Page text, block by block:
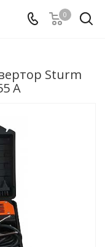
0
Sturm
А